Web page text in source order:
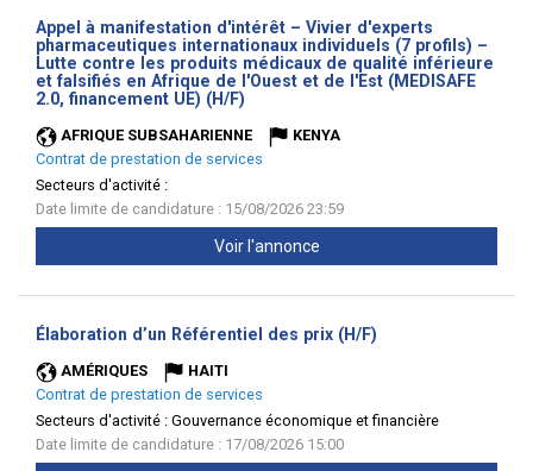
Appel à manifestation d'intérêt – Vivier d'experts
pharmaceutiques internationaux individuels (7 profils) –
Lutte contre les produits médicaux de qualité inférieure
et falsifiés en Afrique de l'Ouest et de l'Est (MEDISAFE
2.0, financement UE) (H/F)
AFRIQUE SUBSAHARIENNE
KENYA
Contrat de prestation de services
Secteurs d'activité :
Date limite de candidature : 15/08/2026 23:59
Voir l'annonce
Élaboration d’un Référentiel des prix (H/F)
AMÉRIQUES
HAITI
Contrat de prestation de services
Secteurs d'activité : Gouvernance économique et financière
Date limite de candidature : 17/08/2026 15:00